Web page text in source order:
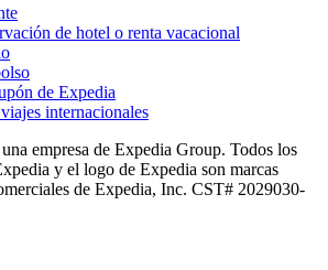
de hotel o renta vacacional
de Expedia
internacionales
empresa de Expedia Group. Todos los
y el logo de Expedia son marcas
de Expedia, Inc. CST# 2029030-